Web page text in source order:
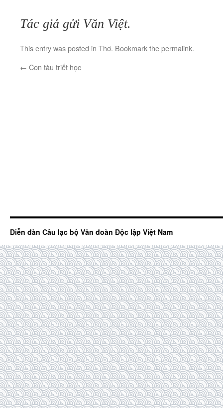
Tác giả gửi Văn Việt.
This entry was posted in Thơ. Bookmark thepermalink.
← Con tàu triết học
Diễn đàn Câu lạc bộ Văn đoàn Độc lập Việt Nam